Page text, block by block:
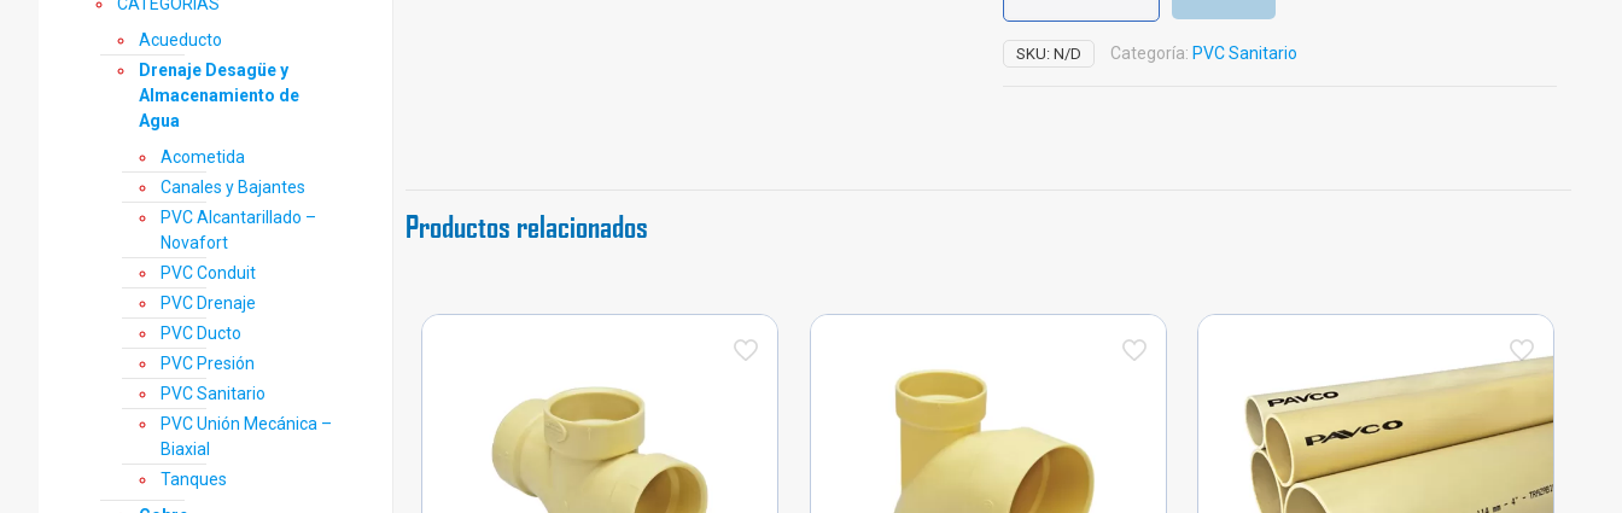
Con
Tapón
PVC
SKU:N/D Categoría: PVC Sanitario
Productos relacionados
Acueducto
Drenaje Desagüe y
Almacenamiento de
Agua
Acometida
Canales y Bajantes
PVC Alcantarillado –
Novafort
PVC Conduit
PVC Drenaje
PVC Ducto
PVC Presión
PVC Sanitario
PVC Unión Mecánica –
Biaxial
Tanques